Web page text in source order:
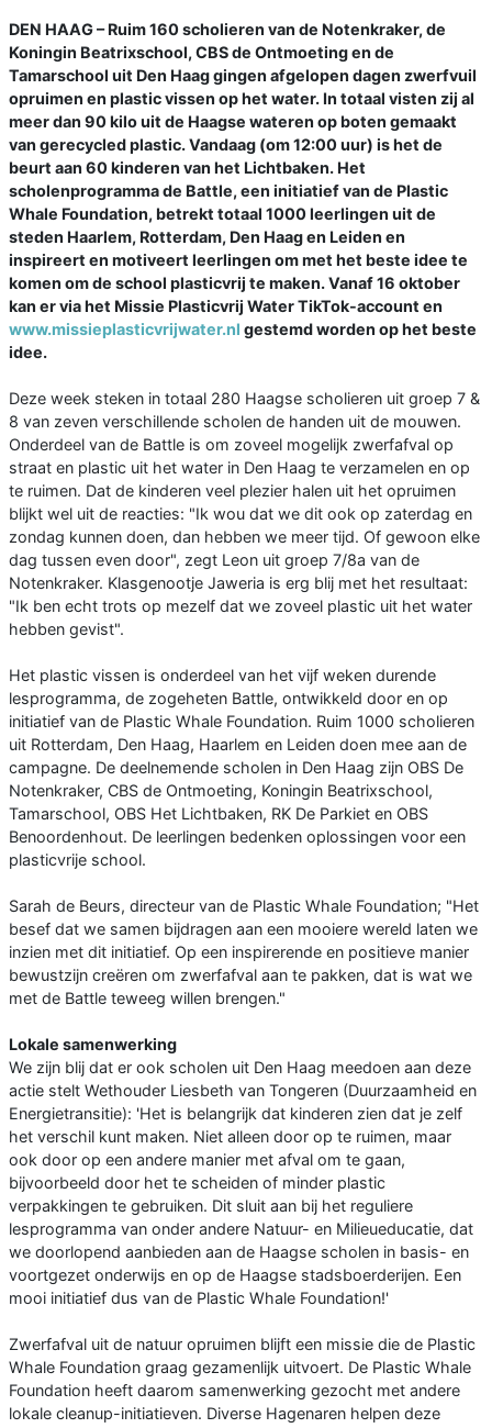
DEN HAAG – Ruim 160 scholieren van de Notenkraker, de
Koningin Beatrixschool, CBS de Ontmoeting en de
Tamarschool uit Den Haag gingen afgelopen dagen zwerfvuil
opruimen en plastic vissen op het water. In totaal visten zij al
meer dan 90 kilo uit de Haagse wateren op boten gemaakt
van gerecycled plastic. Vandaag (om 12:00 uur) is het de
beurt aan 60 kinderen van het Lichtbaken. Het
scholenprogramma de Battle, een initiatief van de Plastic
Whale Foundation, betrekt totaal 1000 leerlingen uit de
steden Haarlem, Rotterdam, Den Haag en Leiden en
inspireert en motiveert leerlingen om met het beste idee te
komen om de school plasticvrij te maken. Vanaf 16 oktober
kan er via het Missie Plasticvrij Water TikTok-account en
www.missieplasticvrijwater.nl gestemd worden op het beste
idee.
Deze week steken in totaal 280 Haagse scholieren uit groep 7 &
8 van zeven verschillende scholen de handen uit de mouwen.
Onderdeel van de Battle is om zoveel mogelijk zwerfafval op
straat en plastic uit het water in Den Haag te verzamelen en op
te ruimen. Dat de kinderen veel plezier halen uit het opruimen
blijkt wel uit de reacties: "Ik wou dat we dit ook op zaterdag en
zondag kunnen doen, dan hebben we meer tijd. Of gewoon elke
dag tussen even door", zegt Leon uit groep 7/8a van de
Notenkraker. Klasgenootje Jaweria is erg blij met het resultaat:
"Ik ben echt trots op mezelf dat we zoveel plastic uit het water
hebben gevist".
Het plastic vissen is onderdeel van het vijf weken durende
lesprogramma, de zogeheten Battle, ontwikkeld door en op
initiatief van de Plastic Whale Foundation. Ruim 1000 scholieren
uit Rotterdam, Den Haag, Haarlem en Leiden doen mee aan de
campagne. De deelnemende scholen in Den Haag zijn OBS De
Notenkraker, CBS de Ontmoeting, Koningin Beatrixschool,
Tamarschool, OBS Het Lichtbaken, RK De Parkiet en OBS
Benoordenhout. De leerlingen bedenken oplossingen voor een
plasticvrije school.
Sarah de Beurs, directeur van de Plastic Whale Foundation; "Het
besef dat we samen bijdragen aan een mooiere wereld laten we
inzien met dit initiatief. Op een inspirerende en positieve manier
bewustzijn creëren om zwerfafval aan te pakken, dat is wat we
met de Battle teweeg willen brengen."
Lokale samenwerking
We zijn blij dat er ook scholen uit Den Haag meedoen aan deze
actie stelt Wethouder Liesbeth van Tongeren (Duurzaamheid en
Energietransitie): 'Het is belangrijk dat kinderen zien dat je zelf
het verschil kunt maken. Niet alleen door op te ruimen, maar
ook door op een andere manier met afval om te gaan,
bijvoorbeeld door het te scheiden of minder plastic
verpakkingen te gebruiken. Dit sluit aan bij het reguliere
lesprogramma van onder andere Natuur- en Milieueducatie, dat
we doorlopend aanbieden aan de Haagse scholen in basis- en
voortgezet onderwijs en op de Haagse stadsboerderijen. Een
mooi initiatief dus van de Plastic Whale Foundation!'
Zwerfafval uit de natuur opruimen blijft een missie die de Plastic
Whale Foundation graag gezamenlijk uitvoert. De Plastic Whale
Foundation heeft daarom samenwerking gezocht met andere
lokale cleanup-initiatieven. Diverse Hagenaren helpen deze